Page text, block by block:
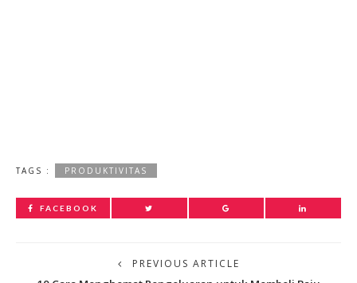
TAGS : PRODUKTIVITAS
FACEBOOK
PREVIOUS ARTICLE